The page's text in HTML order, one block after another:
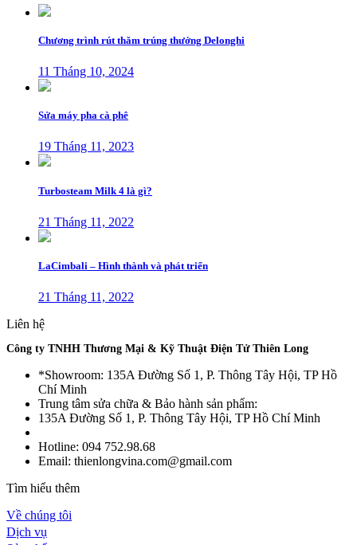
Chương trình rút thăm trúng thưởng Delonghi
11 Tháng 10, 2024
Sửa máy pha cà phê
19 Tháng 11, 2023
Turbosteam Milk 4 là gì?
21 Tháng 11, 2022
LaCimbali – Hình thành và phát triển
21 Tháng 11, 2022
Liên hệ
Công ty TNHH Thương Mại & Kỹ Thuật Điện Tử Thiên Long
*Showroom: 135A Đường Số 1, P. Thông Tây Hội, TP Hồ
Chí Minh
Trung tâm sửa chữa & Bảo hành sản phẩm:
135A Đường Số 1, P. Thông Tây Hội, TP Hồ Chí Minh
Hotline: 094 752.98.68
Email: thienlongvina.com@gmail.com
Tìm hiểu thêm
Về chúng tôi
Dịch vụ